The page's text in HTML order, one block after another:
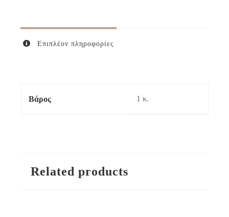
Επιπλέον πληροφορίες
Βάρος 1 κ.
Related products